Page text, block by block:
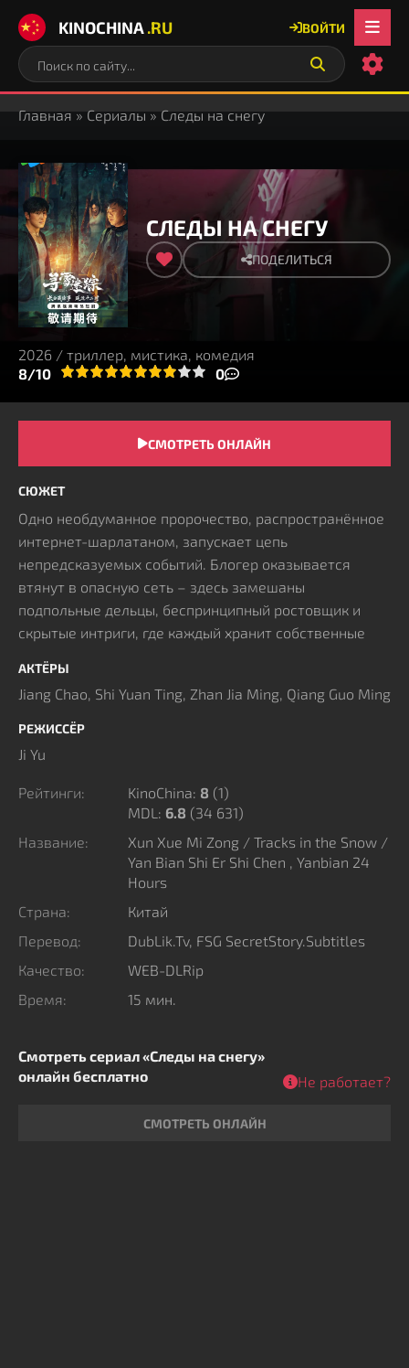
KINOCHINA.RU ВОЙТИ
Главная»Сериалы» Следы на снегу
СЛЕДЫ НА СНЕГУ
ПОДЕЛИТЬСЯ
2026 / триллер, мистика, комедия
8/10
4 5 6 7 8 9 10 0
СМОТРЕТЬ ОНЛАЙН
СЮЖЕТ
Одно необдуманное пророчество, распространённое
интернет-шарлатаном, запускает цепь
непредсказуемых событий. Блогер оказывается
втянут в опасную сеть – здесь замешаны
подпольные дельцы, беспринципный ростовщик и
скрытые интриги, где каждый хранит собственные
За сутки их пути переплетаются в стремительной
гонке, где доверие практически невозможно, а
малейшая ошибка может стоить жизни.
Столкновение личных интересов превращает поиск
принимать мгновенно, а время и хитрость
становятся единственными союзниками.
АКТЁРЫ
Jiang Chao, Shi Yuan Ting, Zhan Jia Ming, Qiang Guo Ming
РЕЖИССЁР
Ji Yu
Рейтинги: KinoChina: 8 (1)
MDL: 6.8 (34 631)
Название:
Xun Xue Mi Zong / Tracks in the Snow /
Yan Bian Shi Er Shi Chen , Yanbian 24
Hours
Страна:
Китай
Перевод:
DubLik.Tv, FSG SecretStory.Subtitles
Качество:
WEB-DLRip
Время:
15 мин.
Смотреть сериал «Следы на снегу»
онлайн бесплатно
СМОТРЕТЬ ОНЛАЙН
Не работает?